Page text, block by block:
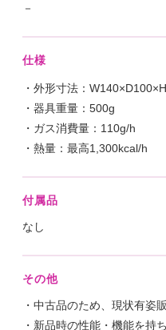
－
仕様
・外形寸法：
・器具重量：500g
・ガス消費量：110g/h
・熱量：最高1,300kcal/h
付属品
なし
その他
・中古品のため、現状有姿
・新品時の性能・機能を持